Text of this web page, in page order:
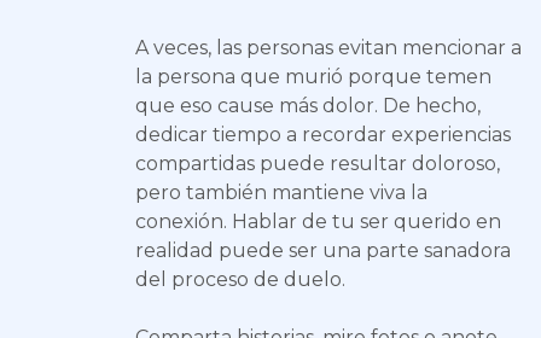
A veces, las personas evitan mencionar a
la persona que murió porque temen
que eso cause más dolor. De hecho,
dedicar tiempo a recordar experiencias
compartidas puede resultar doloroso,
pero también mantiene viva la
conexión. Hablar de tu ser querido en
realidad puede ser una parte sanadora
del proceso de duelo.